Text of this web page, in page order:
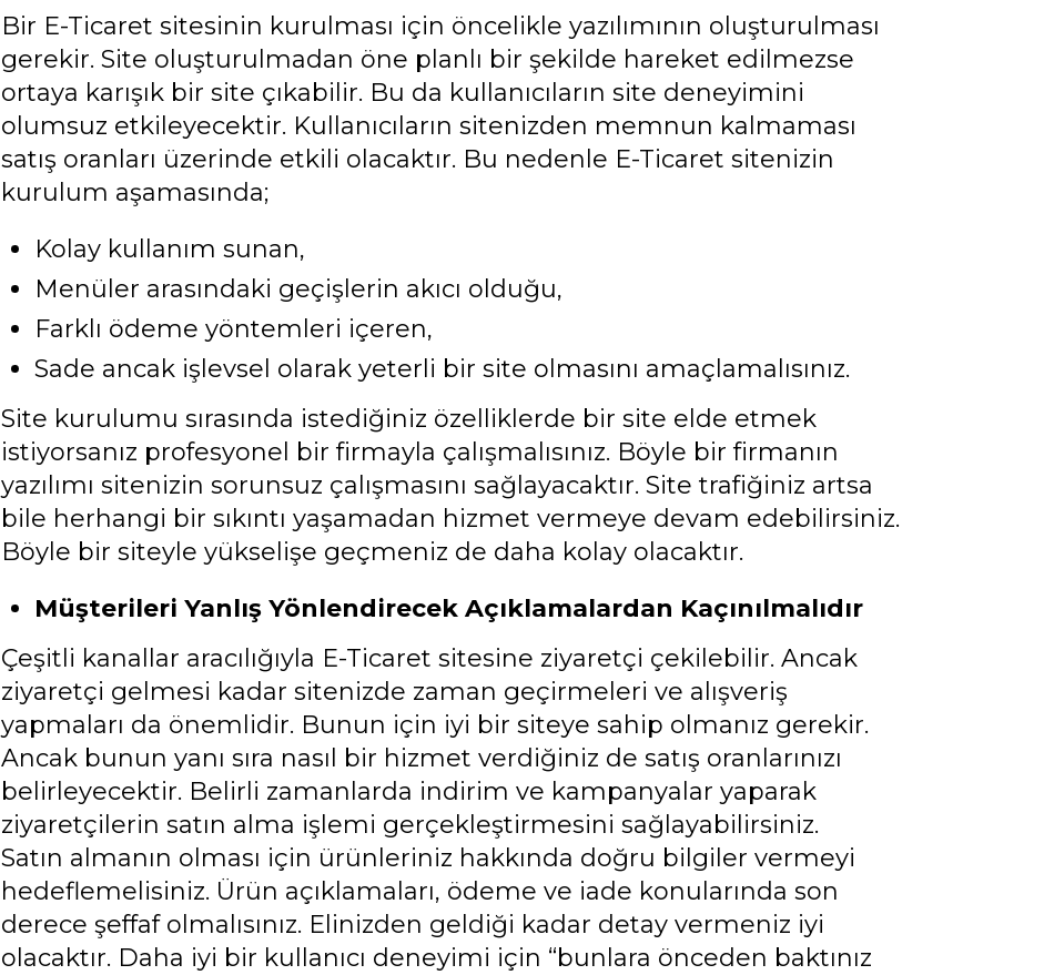
Bir E-Ticaret sitesinin kurulması için öncelikle yazılımının oluşturulması
gerekir. Site oluşturulmadan öne planlı bir şekilde hareket edilmezse
ortaya karışık bir site çıkabilir. Bu da kullanıcıların site deneyimini
olumsuz etkileyecektir. Kullanıcıların sitenizden memnun kalmaması
satış oranları üzerinde etkili olacaktır. Bu nedenle E-Ticaret sitenizin
kurulum aşamasında;
Kolay kullanım sunan,
Menüler arasındaki geçişlerin akıcı olduğu,
Farklı ödeme yöntemleri içeren,
Sade ancak işlevsel olarak yeterli bir site olmasını amaçlamalısınız.
Site kurulumu sırasında istediğiniz özelliklerde bir site elde etmek
istiyorsanız profesyonel bir firmayla çalışmalısınız. Böyle bir firmanın
yazılımı sitenizin sorunsuz çalışmasını sağlayacaktır. Site trafiğiniz artsa
bile herhangi bir sıkıntı yaşamadan hizmet vermeye devam edebilirsiniz.
Böyle bir siteyle yükselişe geçmeniz de daha kolay olacaktır.
Müşterileri Yanlış Yönlendirecek Açıklamalardan Kaçınılmalıdır
Çeşitli kanallar aracılığıyla E-Ticaret sitesine ziyaretçi çekilebilir. Ancak
ziyaretçi gelmesi kadar sitenizde zaman geçirmeleri ve alışveriş
yapmaları da önemlidir. Bunun için iyi bir siteye sahip olmanız gerekir.
Ancak bunun yanı sıra nasıl bir hizmet verdiğiniz de satış oranlarınızı
belirleyecektir. Belirli zamanlarda indirim ve kampanyalar yaparak
ziyaretçilerin satın alma işlemi gerçekleştirmesini sağlayabilirsiniz.
Satın almanın olması için ürünleriniz hakkında doğru bilgiler vermeyi
hedeflemelisiniz. Ürün açıklamaları, ödeme ve iade konularında son
derece şeffaf olmalısınız. Elinizden geldiği kadar detay vermeniz iyi
olacaktır. Daha iyi bir kullanıcı deneyimi için “bunlara önceden baktınız